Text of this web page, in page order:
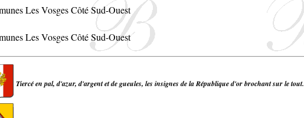
Les Vosges Côté Sud-Ouest
Les Vosges Côté Sud-Ouest
Tiercé en pal, d'azur, d'argent et de gueules, les insignes de la République d'or brochant sur le tout.